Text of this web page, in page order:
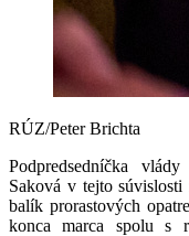
RÚZ/Peter Brichta
Podpredsedníčka
Saková v tejto
balík prorastových
konca marca spolu s